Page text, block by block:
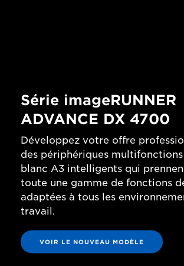
Série imageRUNNER
ADVANCE DX 4700
Développez votre offre
des périphériques
blanc A3 intelligents qui
toute une gamme de fonctions
adaptées à tous les
travail.
VOIR LE NOUVEAU MODÈLE